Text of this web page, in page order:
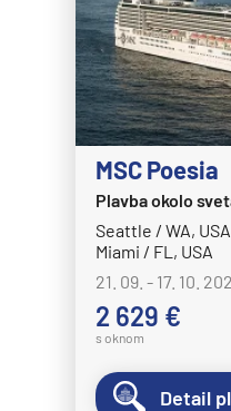
MSC Poesia
Plavba okolo
Seattle / WA, USA
Miami / FL, USA
21. 09. - 17. 10.
2 629 €
s oknom
Detail